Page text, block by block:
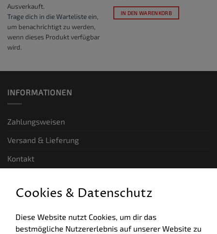
Ausverkauft.
Trage dich in die Warteliste ein,
um benachrichtigt zu werden,
wenn dieses Produkt verfügbar
wird.
IN DEN WARENKORB
INFORMATIONEN
Zahlungsweisen
Versand & Lieferung
Kontakt
Allgemeine Geschäftsbedingungen
Cookies & Datenschutz
Diese Website nutzt Cookies, um dir das
bestmögliche Nutzererlebnis auf unserer Website zu